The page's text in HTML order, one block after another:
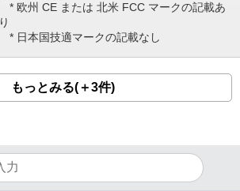
* 欧州 CE または 北米 FCC マークの記載あ
り
* 日本国技適マークの記載なし
もっとみる(＋3件)